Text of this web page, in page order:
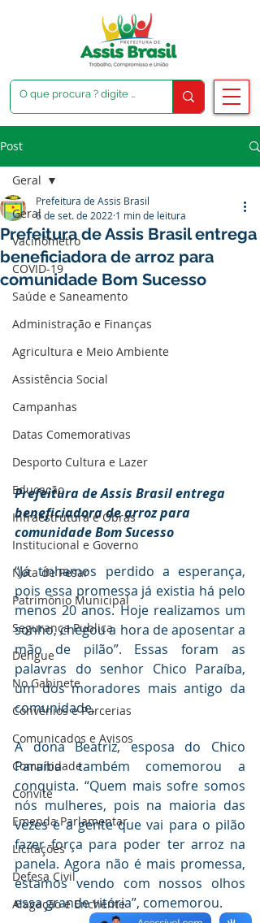
Post
Geral
Vacinômetro
COVID-19
Saúde e Saneamento
Administração e Finanças
Agricultura e Meio Ambiente
Assistência Social
Campanhas
Datas Comemorativas
Desporto Cultura e Lazer
Educação
Infraestrutura e Obras
Institucional e Governo
Nota de Pesar
Patrimônio Municipal
Segurança Publica
Dengue
No Gabinete
Convênios e Parcerias
Comunicados e Avisos
Comunidade
Convite
Emenda Parlamentar
Licitações
Defesa Civil
Alagação e Enchente
Geral
Prefeitura de Assis Brasil entrega
beneficiadora de arroz para
comunidade Bom Sucesso
Prefeitura de Assis Brasil
6 de set. de 2022 1 min de leitura
Prefeitura de Assis Brasil entrega
beneficiadora de arroz para
comunidade Bom Sucesso
“Já tínhamos perdido a esperança,
pois essa promessa já existia há pelo
menos 20 anos. Hoje realizamos um
sonho, chegou a hora de aposentar a
mão de pilão”. Essas foram as
palavras do senhor Chico Paraíba,
um dos moradores mais antigo da
comunidade.
A dona Beatriz, esposa do Chico
Paraíba também comemorou a
conquista. “Quem mais sofre somos
nós mulheres, pois na maioria das
vezes é a gente que vai para o pilão
fazer força para poder ter arroz na
panela. Agora não é mais promessa,
estamos vendo com nossos olhos
essa grande vitória”, comemorou.